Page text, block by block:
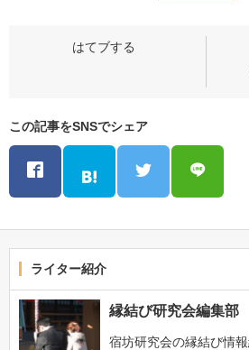
この記事をSNSでシェア
ライター紹介
縁結び研究会編集部
宿坊研究会の縁結び情